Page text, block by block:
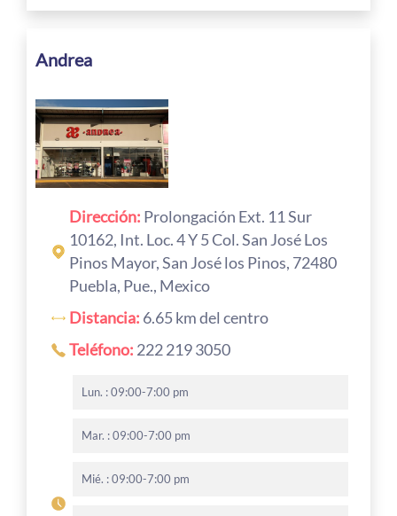
Andrea
Dirección: Prolongación Ext. 11 Sur
10162, Int. Loc. 4 Y 5 Col. San José Los
Pinos Mayor, San José los Pinos, 72480
Puebla, Pue., Mexico
Distancia: 6.65 km del centro
Teléfono: 222 219 3050
Lun. : 09:00-7:00 pm
Mar. : 09:00-7:00 pm
Mié. : 09:00-7:00 pm